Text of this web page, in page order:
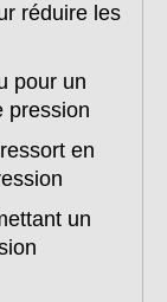
réduire les
pour un
pression
en
un